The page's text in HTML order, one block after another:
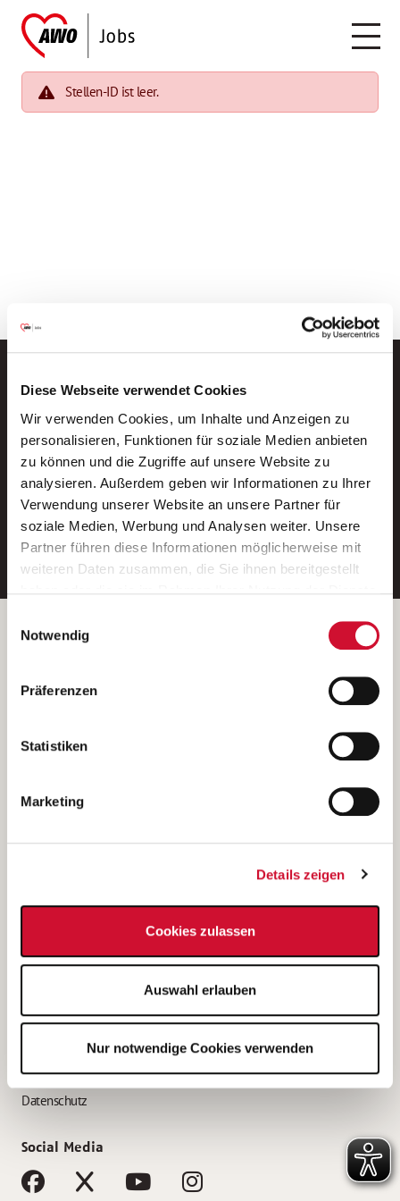
Diese Webseite verwendet Cookies
Wir verwenden Cookies, um Inhalte und Anzeigen zu
personalisieren, Funktionen für soziale Medien anbieten
zu können und die Zugriffe auf unsere Website zu
analysieren. Außerdem geben wir Informationen zu Ihrer
Verwendung unserer Website an unsere Partner für
soziale Medien, Werbung und Analysen weiter. Unsere
Partner führen diese Informationen möglicherweise mit
weiteren Daten zusammen, die Sie ihnen bereitgestellt
Wenn Sie auf „Cookies zulassen“ klicken, so stimmen
Sie der Speicherung sämtlicher Cookies zu. Sie können
Ihre Einwilligung selbstverständlich jederzeit widerrufen,
indem Sie die Cookie-Einstellungen aufrufen und diese
unsererDatenschutzerklärung
Notwendig
Präferenzen
Statistiken
Marketing
Details zeigen
Cookies zulassen
Auswahl erlauben
Nur notwendige Cookies verwenden
Stellen-ID ist leer.
Neue Stellen per E-Mail.
Ein kostenloser Service von AWO
Jobs.
E-Mail-Adresse eintragen
Betreiber der Webseite
Kantstraße 45a
(Ein Tochterunternehmen des AWO Bezirksverbandes Unterfranken
e.V.)
Bewerbung als Altenpflegehelfer*in
Bewerbung als Erzieher*in
AWO Gliederungen nach Bundesland
Impressum
Datenschutz
Social Media